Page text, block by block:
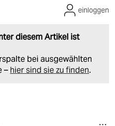
diesem Artikel ist
bei ausgewählten
– hier sind sie zu finden.
einloggen